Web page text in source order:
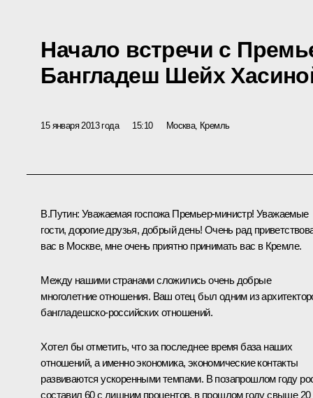
Начало встречи с
Бангладеш Шейх
15 января 2013 года 15:10 Москва, Кремль
В.Путин: Уважаемая госпожа Премьер-министр! Уважаемые
гости, дорогие друзья, добрый день! Очень рад
вас в Москве, мне очень приятно принимать вас в Кремле.
Между нашими странами сложились очень добрые
многолетние отношения. Ваш отец был одним из
бангладешско-российских отношений.
Хотел бы отметить, что за последнее время база наших
отношений, а именно экономика, экономические контакты
развиваются ускоренными темпами. В позапрошлом году
составил 60 с лишним процентов, в прошлом году свыше 20